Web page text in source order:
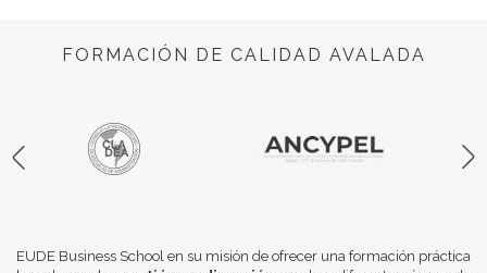
FORMACIÓN DE CALIDAD AVALADA
EUDE Business School en su misión de ofrecer una formación práctica